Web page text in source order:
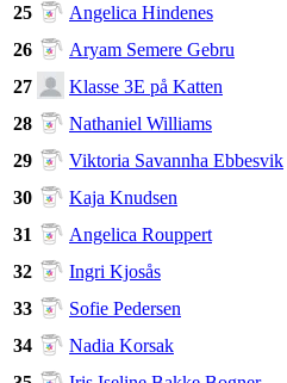
25
Angelica Hindenes
26
Aryam Semere Gebru
27
Klasse 3E på Katten
28
Nathaniel Williams
29
Viktoria Savannha Ebbesvik
30
Kaja Knudsen
31
Angelica Rouppert
32
Ingri Kjosås
33
Sofie Pedersen
34
Nadia Korsak